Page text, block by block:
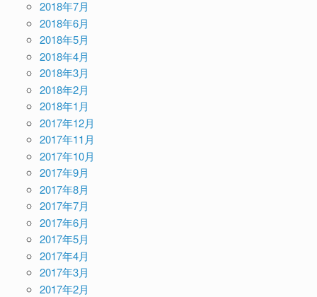
2018年7月
2018年6月
2018年5月
2018年4月
2018年3月
2018年2月
2018年1月
2017年12月
2017年11月
2017年10月
2017年9月
2017年8月
2017年7月
2017年6月
2017年5月
2017年4月
2017年3月
2017年2月